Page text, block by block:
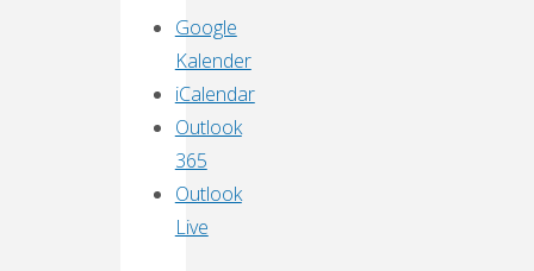
Google
Kalender
iCalendar
Outlook
365
Outlook
Live